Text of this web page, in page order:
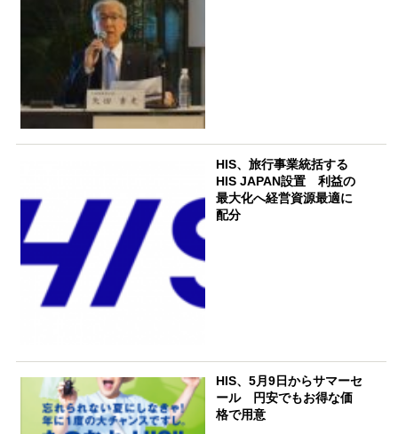
HIS、旅行事業統括する
HIS JAPAN設置 利益の
最大化へ経営資源最適に
配分
HIS、5月9日からサマーセ
ール 円安でもお得な価
格で用意